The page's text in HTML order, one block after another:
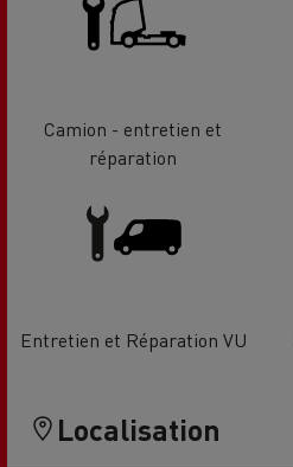
Camion - entretien et
réparation
Entretien et Réparation VU
Localisation